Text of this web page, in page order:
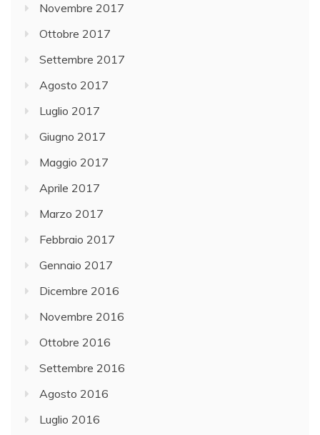
Novembre 2017
Ottobre 2017
Settembre 2017
Agosto 2017
Luglio 2017
Giugno 2017
Maggio 2017
Aprile 2017
Marzo 2017
Febbraio 2017
Gennaio 2017
Dicembre 2016
Novembre 2016
Ottobre 2016
Settembre 2016
Agosto 2016
Luglio 2016